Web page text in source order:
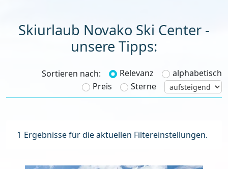
Skiurlaub Novako Ski Center -
unsere Tipps:
Sortieren nach: Relevanz
alphabetisch
Preis
Sterne
1 Ergebnisse für die aktuellen Filtereinstellungen.